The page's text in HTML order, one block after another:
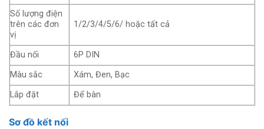
Số lượng điện
trên các đơn
vị
1/2/3/4/5/6/ hoặc tất cả
Đầu nối
6P DIN
Màu sắc
Xám, Đen, Bạc
Lắp đặt
Để bàn
Sơ đồ kết nối